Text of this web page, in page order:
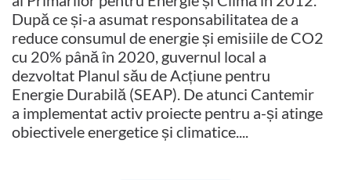
După ce și-a asumat responsabilitatea de a
reduce consumul de energie și emisiile de CO2
cu 20% până în 2020, guvernul local a
dezvoltat Planul său de Acțiune pentru
Energie Durabilă (SEAP). De atunci Cantemir
a implementat activ proiecte pentru a-și atinge
obiectivele energetice și climatice....